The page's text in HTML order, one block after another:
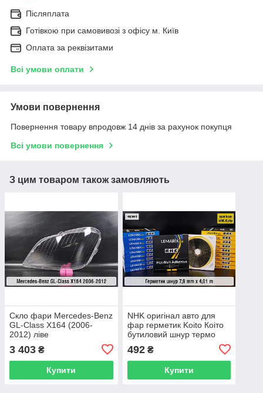
Післяплата
Готівкою при самовивозі з офісу м. Київ
Оплата за реквізитами
Всі умови оплати
Умови повернення
Повернення товару впродовж 14 днів за рахунок покупця
Всі умови повернення
З цим товаром також замовляють
Скло фари Mercedes-Benz
GL-Class X164 (2006-
2012) ліве
3 403 ₴
Купити
NHK оригінал авто для
фар герметик Koito Коіто
бутиловий шнур термо
492₴
Купити